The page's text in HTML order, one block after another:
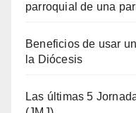
parroquial de una
Beneficios de usar
la Diócesis
Las últimas 5